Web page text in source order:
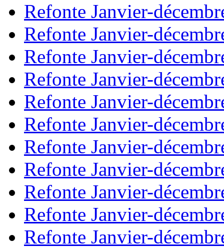
Refonte Janvier-
Refonte Janvier-
Refonte Janvier-
Refonte Janvier-
Refonte Janvier-
Refonte Janvier-
Refonte Janvier-
Refonte Janvier-
Refonte Janvier-
Refonte Janvier-
Refonte Janvier-